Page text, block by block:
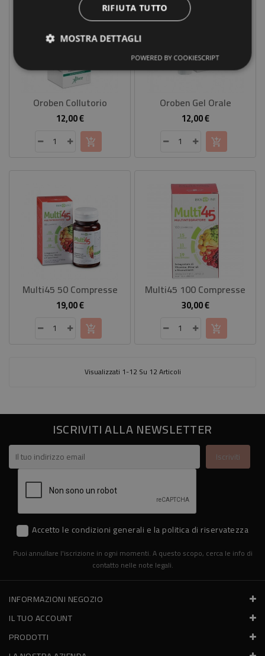
Oroben Collutorio
12,00 €Prezzo
Oroben Gel Orale
12,00 €Prezzo
Multi45 50 Compresse
19,00 €Prezzo
Multi45 100 Compresse
30,00 €Prezzo
Visualizzati 1-12 Su 12 Articoli
ISCRIVITI ALLA NEWSLETTER
Accetto le condizioni generali e la politica di riservatezza
Puoi annullare l'iscrizione in ogni momenti. A questo scopo, cerca le info di
contatto nelle note legali.
INFORMAZIONI NEGOZIO
IL TUO ACCOUNT
PRODOTTI
RIFIUTA TUTTO
MOSTRA DETTAGLI
POWERED BY COOKIESCRIPT